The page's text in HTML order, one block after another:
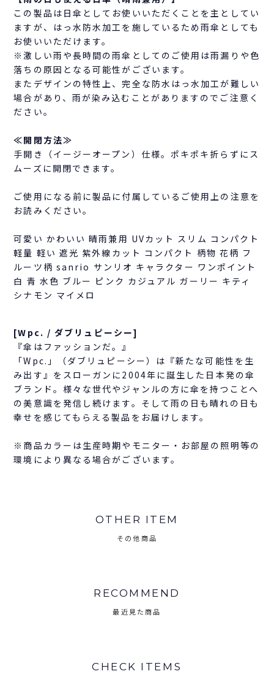
この製品は日傘としてお使いいただくことを主としてい
ますが、はっ水防水加工を施しているため雨傘としても
お使いいただけます。
※激しい雨や長時間の雨傘としてのご使用は雨漏りや色
落ちの原因となる可能性がございます。
またデザインの特性上、完全な防水はっ水加工が難しい
場合があり、雨が染み込むことがありますのでご注意く
ださい。
≪開閉方法≫
手開き（イージーオープン）仕様。ポキポキ折らずにス
ムーズに開閉できます。
ご使用になる前に製品に付属しているご使用上の注意を
お読みください。
可愛い かわいい 晴雨兼用 UVカット スリム コンパクト
軽量 軽い 遮光 紫外線カット コンパクト 柄物 花柄 フ
ルーツ柄 sanrio サンリオ キャラクター ワンポイント
白 青 水色 ブルー ピンク カジュアル ガーリー キティ
シナモン マイメロ
[Wpc. / ダブリュピーシー]
『傘はファッションだ。』
「Wpc.」（ダブリュピーシー）は『新たな可能性を生
み出す』をスローガンに2004年に誕生した日本発の傘
ブランド。様々な世代やジャンルの方に傘を持つことへ
の美意識を発信し続けます。そして雨の日も晴れの日も
幸せを感じてもらえる製品をお届けします。
※商品カラーは生産時期やモニター・お部屋の照明等の
環境により異なる場合がございます。
OTHER ITEM
その他商品
RECOMMEND
最近見た商品
CHECK ITEMS